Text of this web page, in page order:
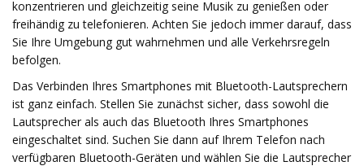
konzentrieren und gleichzeitig seine Musik zu genießen oder
freihändig zu telefonieren. Achten Sie jedoch immer darauf, dass
Sie Ihre Umgebung gut wahrnehmen und alle Verkehrsregeln
befolgen.
Das Verbinden Ihres Smartphones mit Bluetooth-Lautsprechern
ist ganz einfach. Stellen Sie zunächst sicher, dass sowohl die
Lautsprecher als auch das Bluetooth Ihres Smartphones
eingeschaltet sind. Suchen Sie dann auf Ihrem Telefon nach
verfügbaren Bluetooth-Geräten und wählen Sie die Lautsprecher